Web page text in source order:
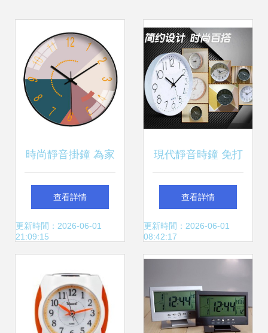
時尚靜音掛鐘 為家
居生活注入簡約大
氣之美
查看詳情
更新時間：2026-06-01
21:09:15
現代靜音時鐘 免打
孔掛鐘，讓每一秒
都簡約優雅
查看詳情
更新時間：2026-06-01
08:42:17